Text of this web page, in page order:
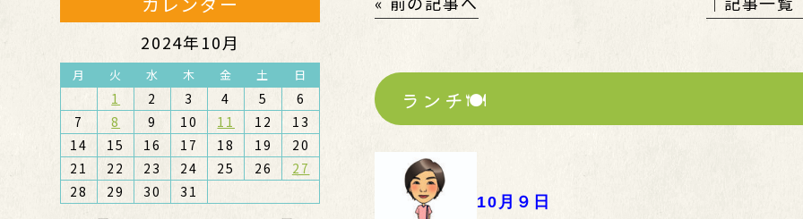
ランチ🍽️
10月９日
2024年10月
月 火 水 木 金 土 日
1 2 3 4 5
6
7
8 9 10 11 12
13
14
15 16 17 18 19
20
21
22 23 24 25 26
27
28
29 30 31